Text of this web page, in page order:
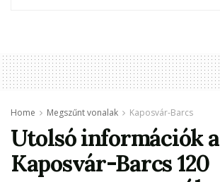
Home Megszűnt vonalak Kaposvár-Barcs
Utolsó információk a
Kaposvár-Barcs 120